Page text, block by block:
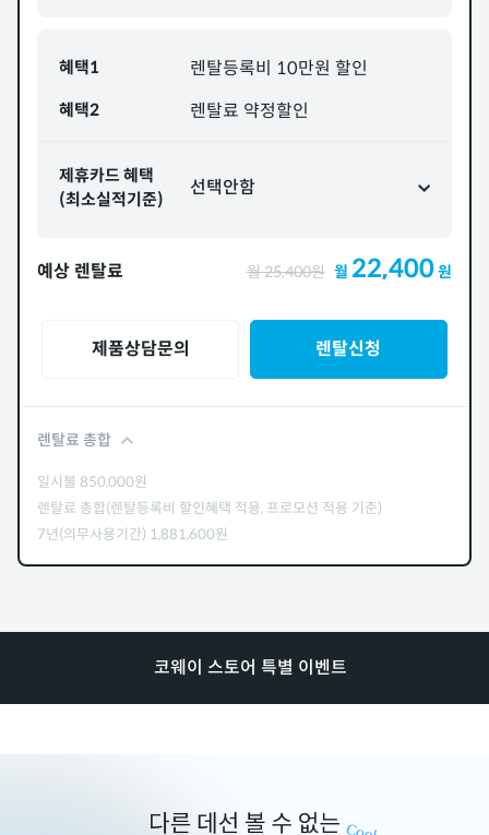
혜택1 렌탈등록비 10만원 할인
혜택2 렌탈료 약정할인
제휴카드 혜택
(최소실적기준)
선택안함
예상 렌탈료 월25,400원 월 22,400원
제품상담문의 렌탈신청
렌탈료 총합
일시불850,000원
렌탈료 총합(렌탈등록비 할인혜택 적용, 프로모션 적용 기준)
7년(의무사용기간) 1,881,600원
코웨이 스토어 특별 이벤트